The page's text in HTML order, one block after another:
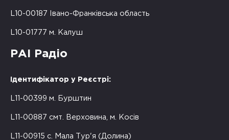
L10-00187 Івано-Франківська область
L10-01777 м. Калуш
РАІ Радіо
Ідентифікатор у Реєстрі:
L11-00399 м. Бурштин
L11-00887 смт. Верховина, м. Косів
L11-00915 с. Мала Тур'я (Долина)